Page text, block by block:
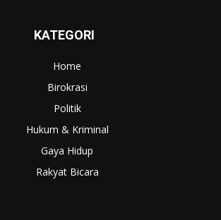
KATEGORI
Home
Birokrasi
Politik
Hukum & Kriminal
Gaya Hidup
Rakyat Bicara